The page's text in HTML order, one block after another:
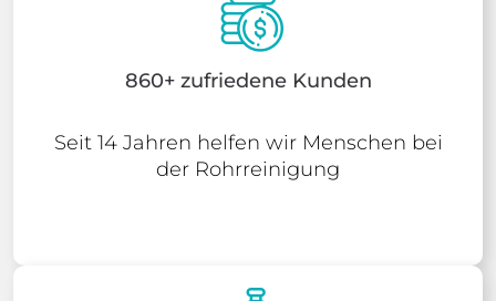
860+ zufriedene Kunden
Seit 14 Jahren helfen wir Menschen bei
der Rohrreinigung